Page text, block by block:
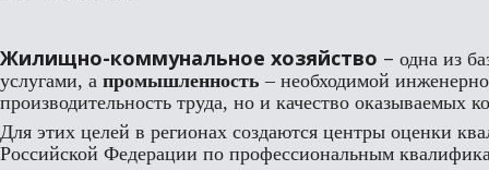
Жилищно-коммунальное хозяйство – одна из
услугами, а промышленность – необходимой
производительность труда, но и качество оказываемых
Для этих целей в регионах создаются центры оценки
Российской Федерации по профессиональным